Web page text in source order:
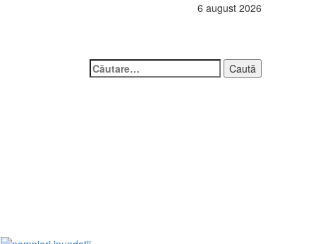
6 august 2026
Caută
după: